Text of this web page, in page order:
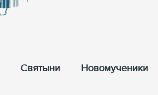
Cвятыни Новомученики